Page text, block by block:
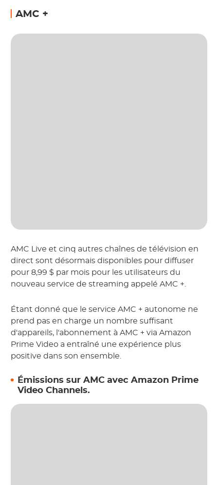
AMC +
AMC Live et cinq autres chaînes de télévision en
direct sont désormais disponibles pour diffuser
pour 8,99 $ par mois pour les utilisateurs du
nouveau service de streaming appelé AMC +.
Étant donné que le service AMC + autonome ne
prend pas en charge un nombre suffisant
d'appareils, l'abonnement à AMC + via Amazon
Prime Video a entraîné une expérience plus
positive dans son ensemble.
Émissions sur AMC avec Amazon Prime
Video Channels.